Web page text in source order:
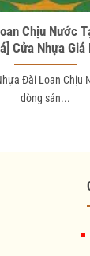
Chịu Nước
Cửa Nhựa Giá
Đài Loan Chịu
dòng sản...